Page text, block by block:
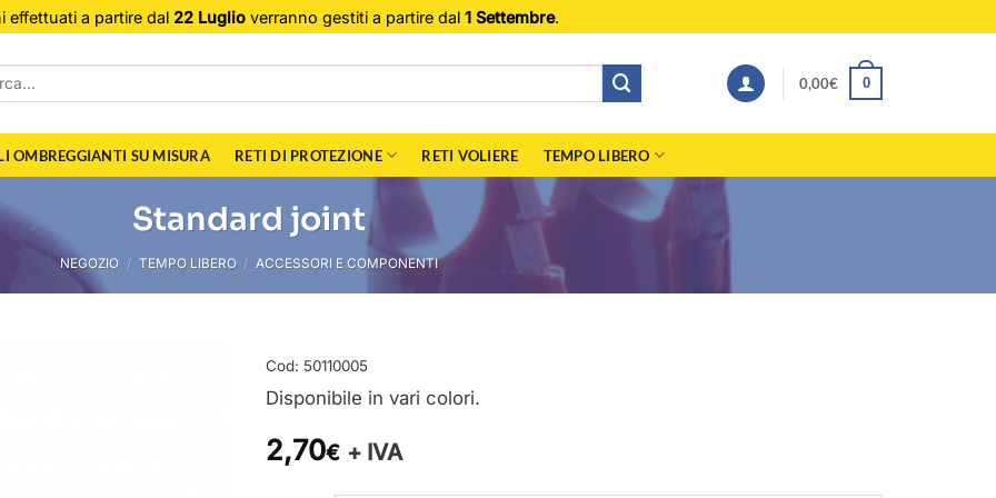
effettuati a partire dal 22 Luglioverranno gestiti a partire dal 1 Settembre.
0,00€ 0
OMBREGGIANTI SU MISURA RETI DI PROTEZIONE RETI VOLIERE TEMPO LIBERO
Standard joint
NEGOZIO / TEMPO LIBERO / ACCESSORI E COMPONENTI
Cod: 50110005
Disponibile in vari colori.
2,70€ + IVA